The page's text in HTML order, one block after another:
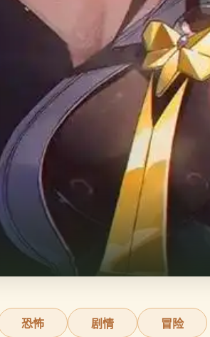
恐怖 剧情 冒险